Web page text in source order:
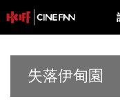
失落伊甸園